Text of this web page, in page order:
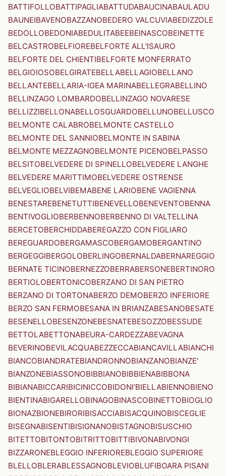
BATTIFOLLOBATTIPAGLIABATTUDABAUCINABAULADU
BAUNEIBAVENOBAZZANOBEDERO VALCUVIABEDIZZOLE
BEDOLLOBEDONIABEDULITABEEBEINASCOBEINETTE
BELCASTROBELFIOREBELFORTE ALL'ISAURO
BELFORTE DEL CHIENTIBELFORTE MONFERRATO
BELGIOIOSOBELGIRATEBELLABELLAGIOBELLANO
BELLANTEBELLARIA-IGEA MARINABELLEGRABELLINO
BELLINZAGO LOMBARDOBELLINZAGO NOVARESE
BELLIZZIBELLONABELLOSGUARDOBELLUNOBELLUSCO
BELMONTE CALABROBELMONTE CASTELLO
BELMONTE DEL SANNIOBELMONTE IN SABINA
BELMONTE MEZZAGNOBELMONTE PICENOBELPASSO
BELSITOBELVEDERE DI SPINELLOBELVEDERE LANGHE
BELVEDERE MARITTIMOBELVEDERE OSTRENSE
BELVEGLIOBELVIBEMABENE LARIOBENE VAGIENNA
BENESTAREBENETUTTIBENEVELLOBENEVENTOBENNA
BENTIVOGLIOBERBENNOBERBENNO DI VALTELLINA
BERCETOBERCHIDDABEREGAZZO CON FIGLIARO
BEREGUARDOBERGAMASCOBERGAMOBERGANTINO
BERGEGGIBERGOLOBERLINGOBERNALDABERNAREGGIO
BERNATE TICINOBERNEZZOBERRABERSONEBERTINORO
BERTIOLOBERTONICOBERZANO DI SAN PIETRO
BERZANO DI TORTONABERZO DEMOBERZO INFERIORE
BERZO SAN FERMOBESANA IN BRIANZABESANOBESATE
BESENELLOBESENZONEBESNATEBESOZZOBESSUDE
BETTOLABETTONABEURA-CARDEZZABEVAGNA
BEVERINOBEVILACQUABEZZECCABIANCAVILLABIANCHI
BIANCOBIANDRATEBIANDRONNOBIANZANOBIANZE'
BIANZONEBIASSONOBIBBIANOBIBBIENABIBBONA
BIBIANABICCARIBICINICCOBIDONI'BIELLABIENNOBIENO
BIENTINABIGARELLOBINAGOBINASCOBINETTOBIOGLIO
BIONAZBIONEBIRORIBISACCIABISACQUINOBISCEGLIE
BISEGNABISENTIBISIGNANOBISTAGNOBISUSCHIO
BITETTOBITONTOBITRITTOBITTIBIVONABIVONGI
BIZZARONEBLEGGIO INFERIOREBLEGGIO SUPERIORE
BLELLOBLERABLESSAGNOBLEVIOBLUFIBOARA PISANI